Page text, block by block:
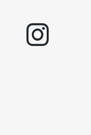
instagram